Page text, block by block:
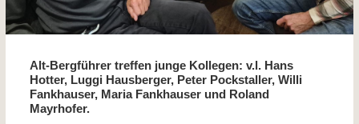
Alt-Bergführer treffen junge Kollegen: v.l. Hans
Hotter, Luggi Hausberger, Peter Pockstaller, Willi
Fankhauser, Maria Fankhauser und Roland
Mayrhofer.